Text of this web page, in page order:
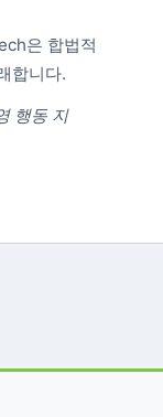
은 합법적
합니다.
행동 지